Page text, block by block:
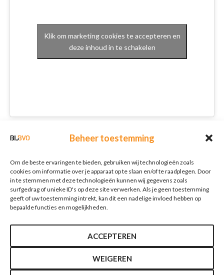
Beheer toestemming
Om de beste ervaringen te bieden, gebruiken wij technologieën zoals
cookies om informatie over je apparaat op te slaan en/of te raadplegen. Door
in te stemmen met deze technologieën kunnen wij gegevens zoals
surfgedrag of unieke ID's op deze site verwerken. Als je geen toestemming
geeft of uw toestemming intrekt, kan dit een nadelige invloed hebben op
bepaalde functies en mogelijkheden.
ACCEPTEREN
WEIGEREN
Klik om marketing cookies te accepteren en
deze inhoud in te schakelen
Schrijf je in voor onze nieuwsbrief
Verzenden